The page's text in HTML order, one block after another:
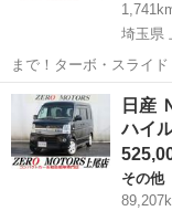
埼玉県
まで！ターボ・スライド
無： あり ■ 年…
埼玉 上尾市 ダ
日産
ハイ
その他